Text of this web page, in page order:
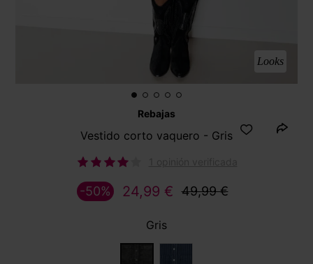
Looks
Rebajas
Vestido corto vaquero - Gris
24,99 € 49,99 €
-50%
Gris